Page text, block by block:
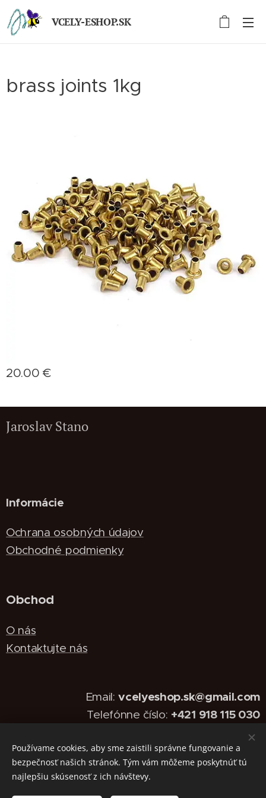
VCELY-ESHOP.SK
brass joints 1kg
20.00 €
Jaroslav Stano
Informácie
Ochrana osobných údajov
Obchodné podmienky
Obchod
O nás
Kontaktujte nás
Email:vcelyeshop.sk@gmail.com
Telefónne číslo: +421 918 115 030
Vytvorené službouWebnode Cookies
Languages
Používame cookies, aby sme zaistili správne fungovanie a
bezpečnosť našich stránok. Tým vám môžeme poskytnúť tú
najlepšiu skúsenosť z ich návštevy.